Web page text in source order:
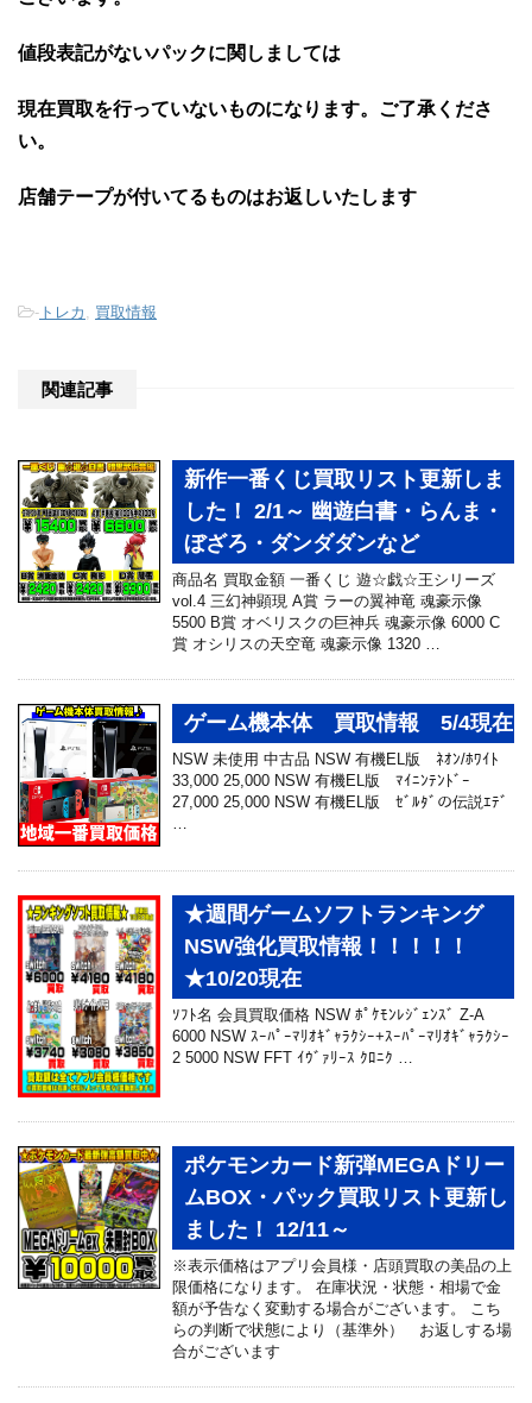
値段表記がないパックに関しましては
現在買取を行っていないものになります。ご了承くださ
い。
店舗テープが付いてるものはお返しいたします
- トレカ , 買取情報
関連記事
新作一番くじ買取リスト更新しま
した！ 2/1～ 幽遊白書・らんま・
ぼざろ・ダンダダンなど
商品名 買取金額 一番くじ 遊☆戯☆王シリーズ
vol.4 三幻神顕現 A賞 ラーの翼神竜 魂豪示像
5500 B賞 オベリスクの巨神兵 魂豪示像 6000 C
賞 オシリスの天空竜 魂豪示像 1320 …
ゲーム機本体 買取情報 5/4現在
NSW 未使用 中古品 NSW 有機EL版 ﾈｵﾝ/ﾎﾜｲﾄ
33,000 25,000 NSW 有機EL版 ﾏｲﾆﾝﾃﾝﾄﾞｰ
27,000 25,000 NSW 有機EL版 ｾﾞﾙﾀﾞの伝説ｴﾃﾞ
…
★週間ゲームソフトランキング
NSW強化買取情報！！！！！
★10/20現在
ｿﾌﾄ名 会員買取価格 NSW ﾎﾟｹﾓﾝﾚｼﾞｪﾝｽﾞ Z-A
6000 NSW ｽｰﾊﾟｰﾏﾘｵｷﾞｬﾗｸｼｰ+ｽｰﾊﾟｰﾏﾘｵｷﾞｬﾗｸｼｰ
2 5000 NSW FFT ｲｳﾞｧﾘｰｽ ｸﾛﾆｸ …
ポケモンカード新弾MEGAドリー
ムBOX・パック買取リスト更新し
ました！ 12/11～
※表示価格はアプリ会員様・店頭買取の美品の上
限価格になります。 在庫状況・状態・相場で金
額が予告なく変動する場合がございます。 こち
らの判断で状態により（基準外） お返しする場
合がございます